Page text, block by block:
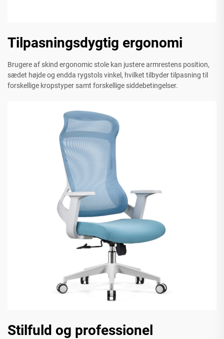
Tilpasningsdygtig ergonomi
Brugere af skind ergonomic stole kan justere armrestens position,
sædet højde og endda rygstols vinkel, hvilket tilbyder tilpasning til
forskellige kropstyper samt forskellige siddebetingelser.
Stilfuld og professionel